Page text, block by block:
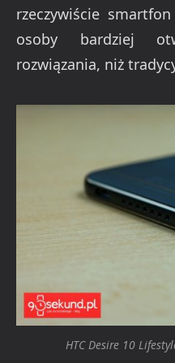
rzeczywiście
osoby bardziej
rozwiązania, niż
HTC Desire 10